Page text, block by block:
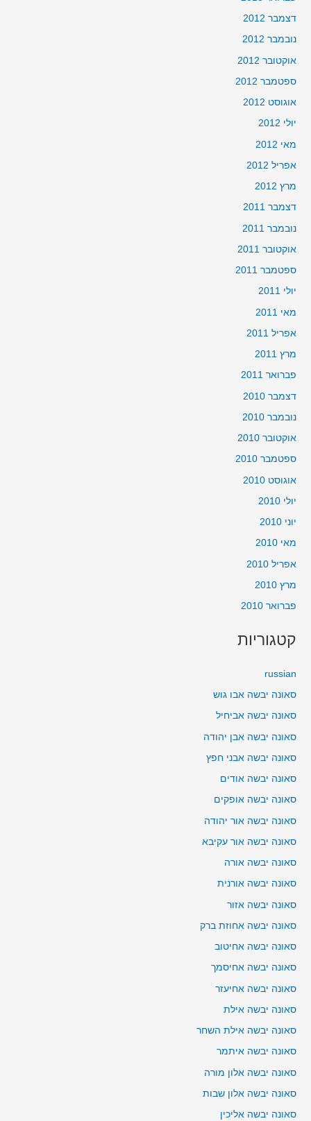
דצמבר 2012
נובמבר 2012
אוקטובר 2012
ספטמבר 2012
אוגוסט 2012
יולי 2012
מאי 2012
אפריל 2012
מרץ 2012
דצמבר 2011
נובמבר 2011
אוקטובר 2011
ספטמבר 2011
יולי 2011
מאי 2011
אפריל 2011
מרץ 2011
פברואר 2011
דצמבר 2010
נובמבר 2010
אוקטובר 2010
ספטמבר 2010
אוגוסט 2010
יולי 2010
יוני 2010
מאי 2010
אפריל 2010
מרץ 2010
פברואר 2010
קטגוריות
russian
סאונה יבשה אבו גוש
סאונה יבשה אביחיל
סאונה יבשה אבן יהודה
סאונה יבשה אבני חפץ
סאונה יבשה אודים
סאונה יבשה אופקים
סאונה יבשה אור יהודה
סאונה יבשה אור עקיבא
סאונה יבשה אורה
סאונה יבשה אורנית
סאונה יבשה אזור
סאונה יבשה אחוזת ברק
סאונה יבשה אחיטוב
סאונה יבשה אחיסמך
סאונה יבשה אחיעזר
סאונה יבשה אילת
סאונה יבשה אילת השחר
סאונה יבשה איתמר
סאונה יבשה אלון מורה
סאונה יבשה אלון שבות
סאונה יבשה אליכין